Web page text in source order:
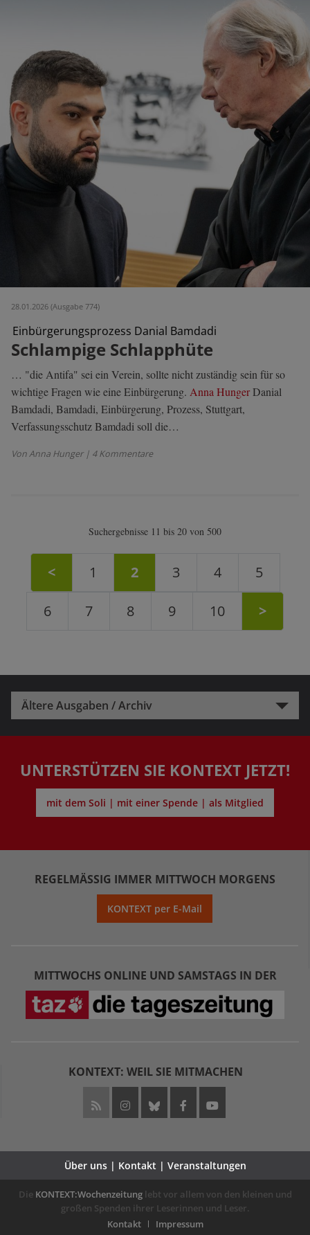
28.01.2026 (Ausgabe 774)
Einbürgerungsprozess Danial Bamdadi
Schlampige Schlapphüte
… "die Antifa" sei ein Verein, sollte nicht zuständig sein für so
wichtige Fragen wie eine Einbürgerung. Anna HungerDanial
Bamdadi, Bamdadi, Einbürgerung, Prozess, Stuttgart,
Verfassungsschutz Bamdadi soll die…
Von Anna Hunger| 4 Kommentare
Suchergebnisse 11 bis 20 von 500
< 1 2 3 4 5
6 7 8 9 10 >
Ältere Ausgaben / Archiv
UNTERSTÜTZEN SIE KONTEXT JETZT!
mit dem Soli | mit einer Spende | als Mitglied
REGELMÄSSIG IMMER MITTWOCH MORGENS
KONTEXT per E-Mail
MITTWOCHS ONLINE UND SAMSTAGS IN DER
KONTEXT: WEIL SIE MITMACHEN
Über uns | Kontakt | Veranstaltungen
Die KONTEXT:Wochenzeitunglebt vor allem von den kleinen und
großen Spenden ihrer Leserinnen und Leser.
Kontakt
Impressum